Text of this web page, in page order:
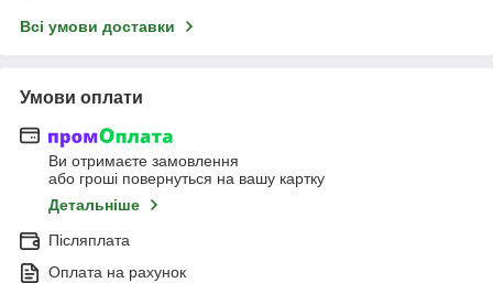
Всі умови доставки
Умови оплати
Ви отримаєте замовлення
або гроші повернуться на вашу картку
Детальніше
Післяплата
Оплата на рахунок